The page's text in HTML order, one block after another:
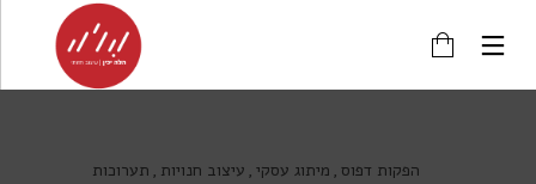
הפקות דפוס מיתוג עסקי עיצוב חנויות תערוכות